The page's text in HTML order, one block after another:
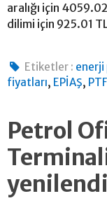
aralığı için
dilimi için 925.01
Etiketler : enerji
fiyatları, EPİAŞ, PTF
Petrol
yenilendi